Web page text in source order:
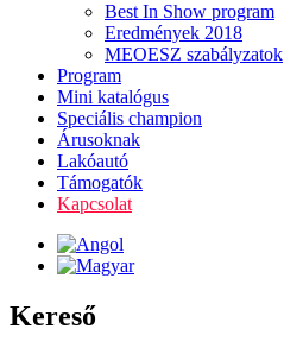
Best In Show program
Eredmények 2018
MEOESZ szabályzatok
Program
Mini katalógus
Speciális champion
Árusoknak
Lakóautó
Támogatók
Kapcsolat
Kereső